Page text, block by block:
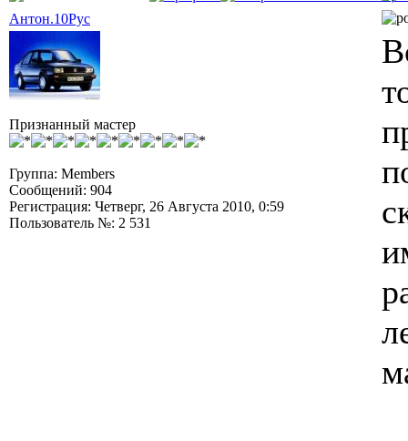
Антон.10Рус
Признанный мастер
Группа: Members
Сообщений: 904
Регистрация: Четверг, 26 Августа 2010, 0:59
Пользователь №: 2 531